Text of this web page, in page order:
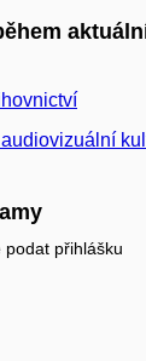
přihlášku